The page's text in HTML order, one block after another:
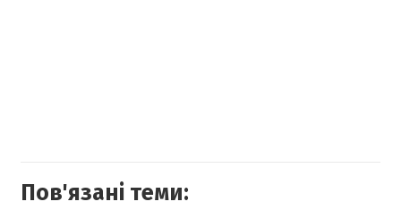
Пов'язані теми: